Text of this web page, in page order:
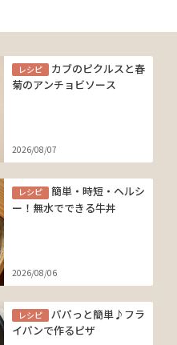
レシピ
カブのピクルスと春
菊のアンチョビソース
2026/08/07
レシピ
簡単・時短・ヘルシ
ー！無水でできる牛丼
2026/08/06
レシピ
パパっと簡単♪フラ
イパンで作るピザ